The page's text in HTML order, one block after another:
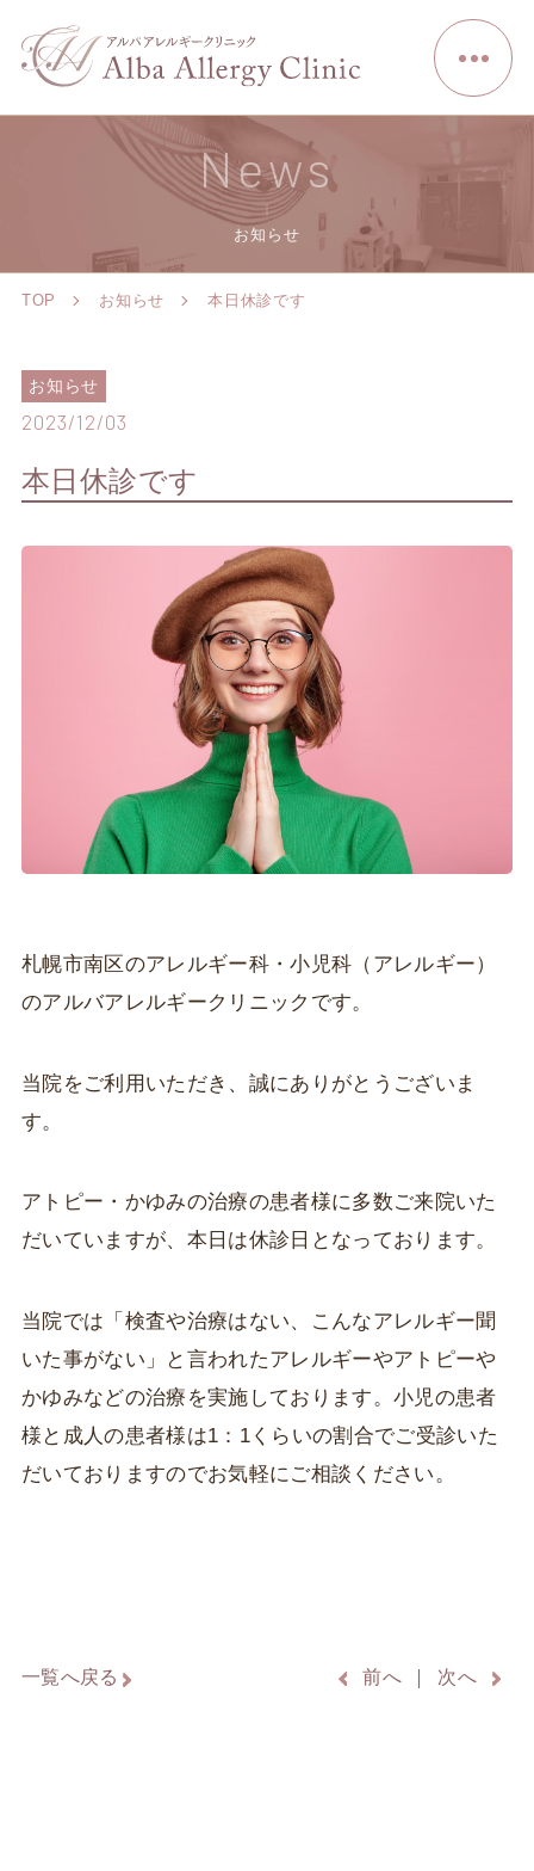
News
お知らせ
TOP お知らせ 本日休診です
お知らせ
2023/12/03
本日休診です
札幌市南区のアレルギー科・小児科（アレルギー）
のアルバアレルギークリニックです。
当院をご利用いただき、誠にありがとうございま
す。
アトピー・かゆみの治療の患者様に多数ご来院いた
だいていますが、本日は休診日となっております。
当院では「検査や治療はない、こんなアレルギー聞
いた事がない」と言われたアレルギーやアトピーや
かゆみなどの治療を実施しております。小児の患者
様と成人の患者様は1：1くらいの割合でご受診いた
だいておりますのでお気軽にご相談ください。
一覧へ戻る 前へ 次へ